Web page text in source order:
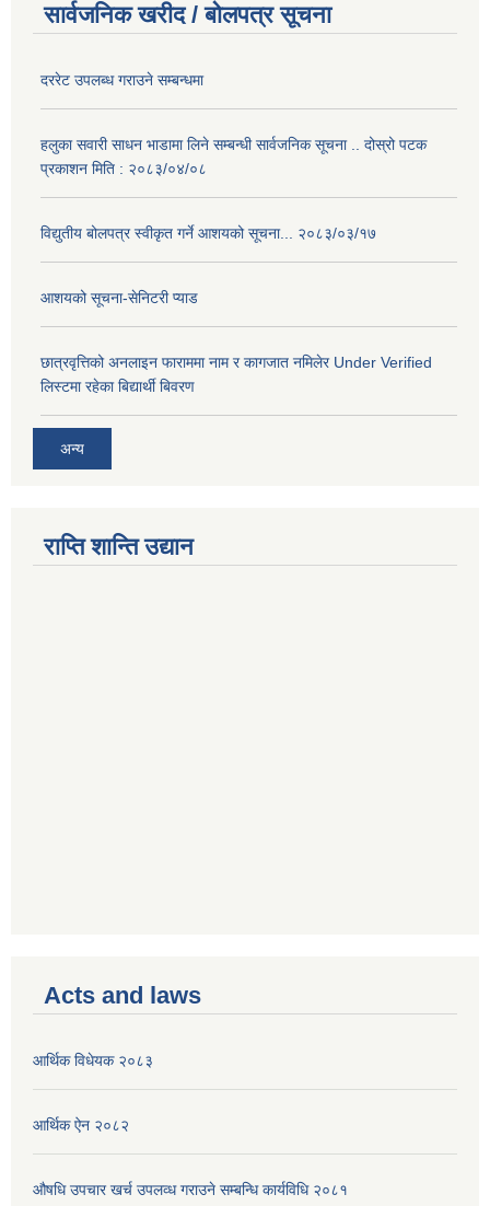
सार्वजनिक खरीद / बोलपत्र सूचना
दररेट उपलब्ध गराउने सम्बन्धमा
हलुका सवारी साधन भाडामा लिने सम्बन्धी सार्वजनिक सूचना .. दोस्रो पटक
प्रकाशन मिति : २०८३/०४/०८
विद्युतीय बोलपत्र स्वीकृत गर्ने आशयको सूचना... २०८३/०३/१७
आशयको सूचना-सेनिटरी प्याड
छात्रवृत्तिको अनलाइन फाराममा नाम र कागजात नमिलेर Under Verified
लिस्टमा रहेका बिद्यार्थी बिवरण
अन्य
राप्ति शान्ति उद्यान
Acts and laws
आर्थिक विधेयक २०८३
आर्थिक ऐन २०८२
औषधि उपचार खर्च उपलव्ध गराउने सम्बन्धि कार्यविधि २०८१